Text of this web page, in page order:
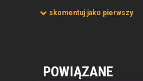
skomentuj jako pierwszy
POWIĄZANE